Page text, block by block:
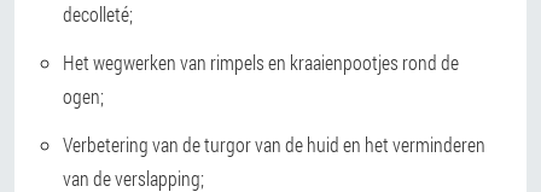
decolleté;
Het wegwerken van rimpels en kraaienpootjes rond de
ogen;
Verbetering van de turgor van de huid en het verminderen
van de verslapping;